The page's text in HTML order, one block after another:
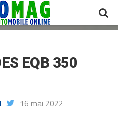
EQB 350
16 mai 2022